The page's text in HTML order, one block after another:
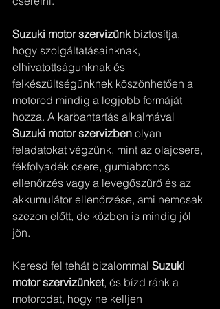
Suzuki motor szervizünk biztosítja,
hogy szolgáltatásainknak,
elhivatottságunknak és
felkészültségünknek köszönhetően a
motorod mindig a legjobb formáját
hozza. A karbantartás alkalmával
Suzuki motor szervizben olyan
feladatokat végzünk, mint az olajcsere,
fékfolyadék csere, gumiabroncs
ellenőrzés vagy a levegőszűrő és az
akkumulátor ellenőrzése, ami nemcsak
szezon előtt, de közben is mindig jól
jön.
Keresd fel tehát bizalommal Suzuki
motor szervizünket, és bízd ránk a
motorodat, hogy ne kelljen